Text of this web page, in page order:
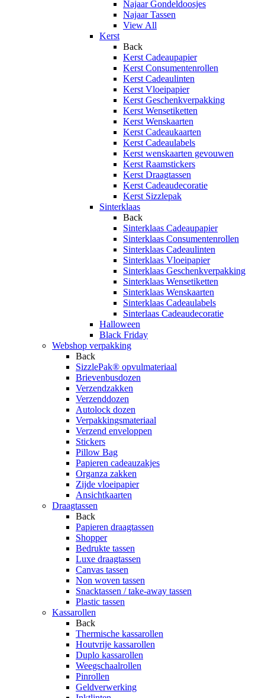
Najaar Gondeldoosjes
Najaar Tassen
View All
Kerst
Back
Kerst Cadeaupapier
Kerst Consumentenrollen
Kerst Cadeaulinten
Kerst Vloeipapier
Kerst Geschenkverpakking
Kerst Wensetiketten
Kerst Wenskaarten
Kerst Cadeaukaarten
Kerst Cadeaulabels
Kerst wenskaarten gevouwen
Kerst Raamstickers
Kerst Draagtassen
Kerst Cadeaudecoratie
Kerst Sizzlepak
Sinterklaas
Back
Sinterklaas Cadeaupapier
Sinterklaas Consumentenrollen
Sinterklaas Cadeaulinten
Sinterklaas Vloeipapier
Sinterklaas Geschenkverpakking
Sinterklaas Wensetiketten
Sinterklaas Wenskaarten
Sinterklaas Cadeaulabels
Sinterlaas Cadeaudecoratie
Halloween
Black Friday
Webshop verpakking
Back
SizzlePak® opvulmateriaal
Brievenbusdozen
Verzendzakken
Verzenddozen
Autolock dozen
Verpakkingsmateriaal
Verzend enveloppen
Stickers
Pillow Bag
Papieren cadeauzakjes
Organza zakken
Zijde vloeipapier
Ansichtkaarten
Draagtassen
Back
Papieren draagtassen
Shopper
Bedrukte tassen
Luxe draagtassen
Canvas tassen
Non woven tassen
Snacktassen / take-away tassen
Plastic tassen
Kassarollen
Back
Thermische kassarollen
Houtvrije kassarollen
Duplo kassarollen
Weegschaalrollen
Pinrollen
Geldverwerking